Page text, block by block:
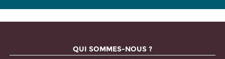
QUI SOMMES-NOUS ?